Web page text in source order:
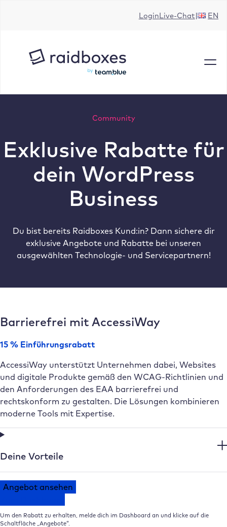
LoginLive-Chat EN
Community
Exklusive Rabatte für
dein WordPress
Business
Du bist bereits Raidboxes Kund:in? Dann sichere dir
exklusive Angebote und Rabatte bei unseren
ausgewählten Technologie- und Servicepartnern!
Barrierefrei mit AccessiWay
15 % Einführungsrabatt
AccessiWay unterstützt Unternehmen dabei, Websites
und digitale Produkte gemäß den WCAG-Richtlinien und
den Anforderungen des EAA barrierefrei und
rechtskonform zu gestalten. Die Lösungen kombinieren
moderne Tools mit Expertise.
Deine Vorteile
Angebot ansehen
Um den Rabatt zu erhalten, melde dich im Dashboard an und klicke auf die
Schaltfläche „Angebote“.